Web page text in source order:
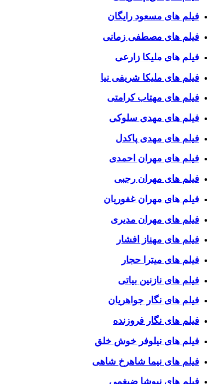
فیلم های مسعود رایگان
فیلم های مصطفی زمانی
فیلم های ملیکا زارعی
فیلم های ملیکا شریفی نیا
فیلم های مهتاب کرامتی
فیلم های مهدی سلوکی
فیلم های مهدی پاکدل
فیلم های مهران احمدی
فیلم های مهران رجبی
فیلم های مهران غفوریان
فیلم های مهران مدیری
فیلم های مهناز افشار
فیلم های میترا حجار
فیلم های نازنین بیاتی
فیلم های نگار جواهریان
فیلم های نگار فروزنده
فیلم های نیلوفر خوش خلق
فیلم های نیما شاهرخ شاهی
فیلم های نیوشا ضیغمی